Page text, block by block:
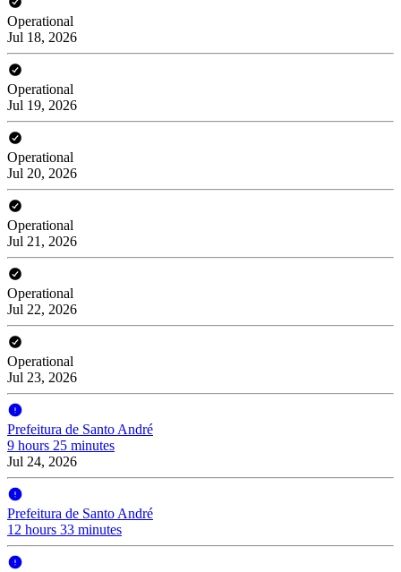
Operational
Jul 18, 2026
Operational
Jul 19, 2026
Operational
Jul 20, 2026
Operational
Jul 21, 2026
Operational
Jul 22, 2026
Operational
Jul 23, 2026
Prefeitura de Santo André
9 hours 25 minutes
Jul 24, 2026
Prefeitura de Santo André
12 hours 33 minutes